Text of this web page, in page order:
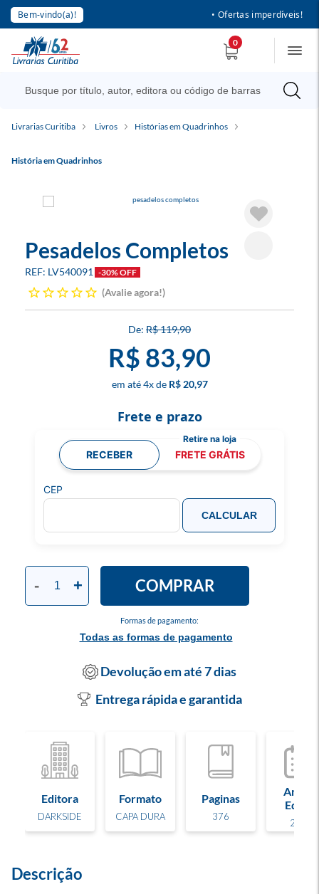
Bem-vindo(a)! • Ofertas imperdíveis!
0
Livrarias Curitiba Livros Histórias em Quadrinhos
História em Quadrinhos
Pesadelos Completos
LV540091 -30% OFF
Avalie agora!
R$ 119,90
R$ 83,90
4x R$ 20,97
Formas de pagamento:
Todas as formas de pagamento
- + COMPRAR
Frete e prazo
RECEBER FRETE GRÁTIS
CEP
CALCULAR
Devolução em até 7 dias
Entrega rápida e garantida
Editora
DARKSIDE
Formato
CAPA DURA
Paginas
376
Ano de
Edição
2025
Descrição